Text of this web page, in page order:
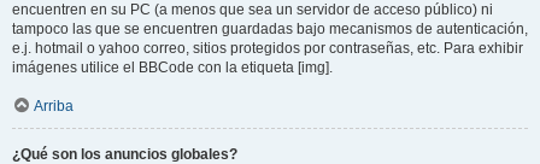
encuentren en su PC (a menos que sea un servidor de acceso público) ni
tampoco las que se encuentren guardadas bajo mecanismos de autenticación,
e.j. hotmail o yahoo correo, sitios protegidos por contraseñas, etc. Para exhibir
imágenes utilice el BBCode con la etiqueta [img].
Arriba
¿Qué son los anuncios globales?